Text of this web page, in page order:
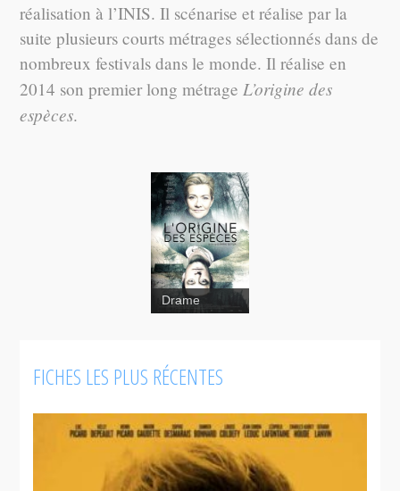
réalisation à l’INIS. Il scénarise et réalise par la
suite plusieurs courts métrages sélectionnés dans de
nombreux festivals dans le monde. Il réalise en
2014 son premier long métrageL’origine des
espèces.
L'origine
des espèces
Drame
FICHES LES PLUS RÉCENTES